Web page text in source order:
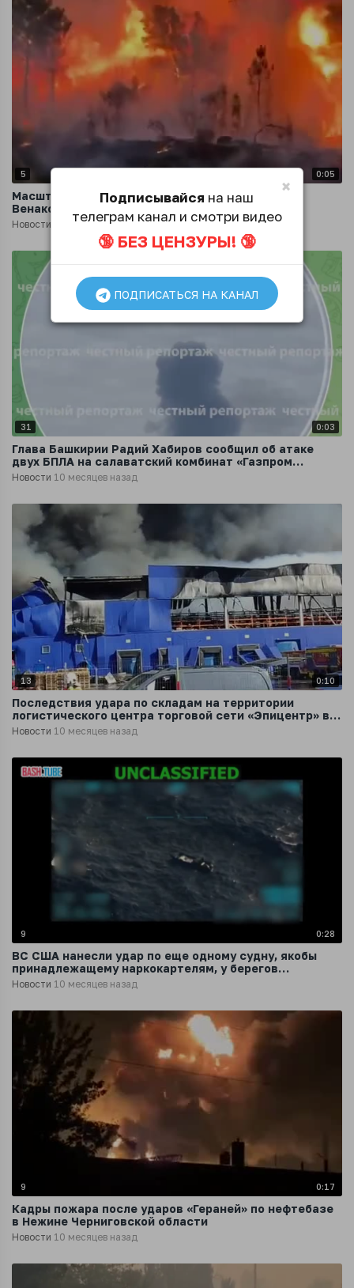
5 0:05
Масштабные лесные пожары охватили коммуну
Венако на французском острове Корсика
Новости 10 месяцев назад
31 0:03
Глава Башкирии Радий Хабиров сообщил об атаке
двух БПЛА на салаватский комбинат «Газпром
нефтехим Салават»
Новости 10 месяцев назад
13 0:10
Последствия удара по складам на территории
логистического центра торговой сети «Эпицентр» в
Киеве
Новости 10 месяцев назад
9 0:28
ВС США нанесли удар по еще одному судну, якобы
принадлежащему наркокартелям, у берегов
Венесуэлы, заявил Трамп
Новости 10 месяцев назад
9 0:17
Кадры пожара после ударов «Гераней» по нефтебазе
в Нежине Черниговской области
Новости 10 месяцев назад
×
Подписывайся на наш
телеграм канал и смотри видео
🔞 БЕЗ ЦЕНЗУРЫ! 🔞
ПОДПИСАТЬСЯ НА КАНАЛ